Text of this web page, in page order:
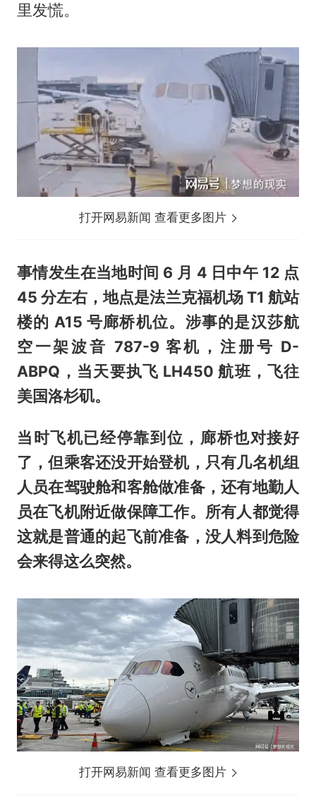
里发慌。
打开网易新闻 查看更多图片
事情发生在当地时间 6 月 4 日中午 12 点
45 分左右，地点是法兰克福机场 T1 航站
楼的 A15 号廊桥机位。涉事的是汉莎航
空一架波音 787-9 客机，注册号 D-
ABPQ，当天要执飞 LH450 航班，飞往
美国洛杉矶。
当时飞机已经停靠到位，廊桥也对接好
了，但乘客还没开始登机，只有几名机组
人员在驾驶舱和客舱做准备，还有地勤人
员在飞机附近做保障工作。所有人都觉得
这就是普通的起飞前准备，没人料到危险
会来得这么突然。
打开网易新闻 查看更多图片